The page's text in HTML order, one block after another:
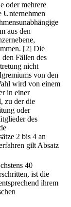
oder mehrere
Unternehmen
aus den
[2] Die
Fällen des
nicht
von den
wird von einem
in einer
zu der die
oder
des
2 bis 4 an
gilt Absatz
40
ist die
ihrem